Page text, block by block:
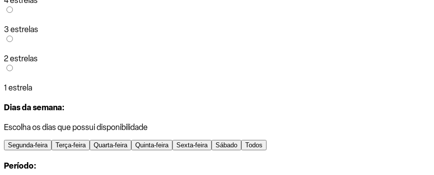
3 estrelas
2 estrelas
1 estrela
Dias da semana:
Escolha os dias que possui disponibilidade
Segunda-feira Terça-feira Quarta-feira Quinta-feira Sexta-feira Sábado Todos
Período: